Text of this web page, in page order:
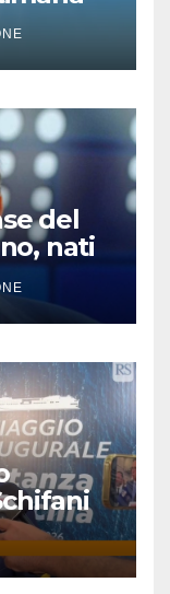
del
nati
presi”